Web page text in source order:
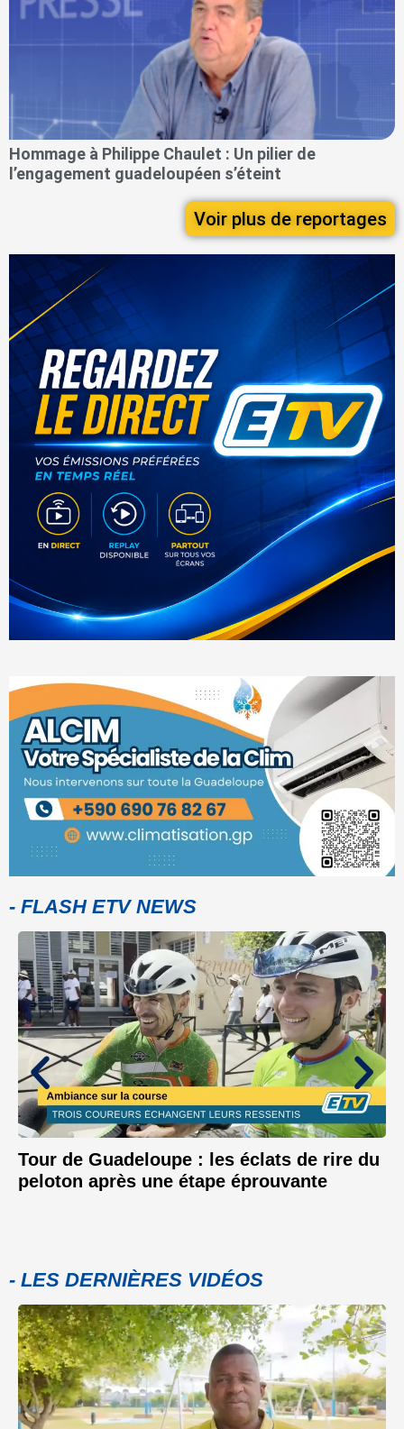
Hommage à Philippe Chaulet : Un pilier de
l’engagement guadeloupéen s’éteint
Voir plus de reportages
- FLASH ETV NEWS
Tour de Guadeloupe : les éclats de rire du
peloton après une étape éprouvante
- LES DERNIÈRES VIDÉOS